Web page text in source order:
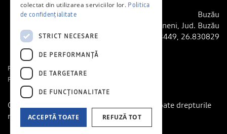
Buzău
Adresa: DN2-E85, Nr. 160, Mărăcineni, Jud. Buzău
GPS: 45.183449, 26.830829
Politică de confidențialitate
Politica cookie
© 2026 General Autocom - Dealer Dacia. Toate drepturile
rezervate.
colectat din utilizarea serviciilor lor. Politica
de confidențialitate
STRICT NECESARE
DE PERFORMANȚĂ
DE TARGETARE
DE FUNCŢIONALITATE
ACCEPTĂ TOATE REFUZĂ TOT